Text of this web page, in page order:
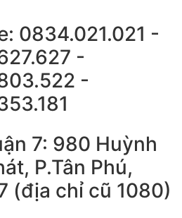
0834.021.021 -
-
-
7: 980 Huỳnh
P.Tân Phú,
(địa chỉ cũ 1080)